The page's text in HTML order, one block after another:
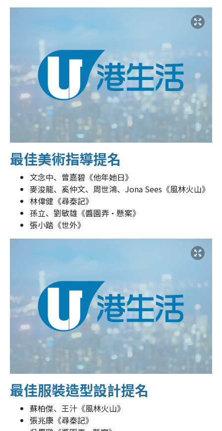
最佳美術指導提名
文念中、曾嘉碧《他年她日》
麥浚龍、奚仲文、周世鴻、Jona Sees《風林火山》
林偉健《尋秦記》
孫立、劉敏雄《醬園弄‧懸案》
張小踏《世外》
最佳服裝造型設計提名
蘇柏傑、王汁《風林火山》
張兆康《尋秦記》